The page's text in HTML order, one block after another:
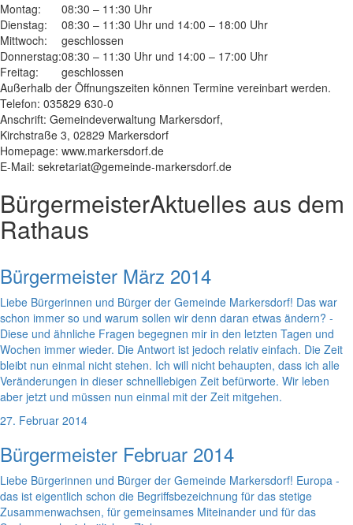
Montag:
08:30 – 11:30 Uhr
Dienstag:
08:30 – 11:30 Uhr und 14:00 – 18:00 Uhr
Mittwoch:
geschlossen
Donnerstag:08:30 – 11:30 Uhr und 14:00 – 17:00 Uhr
Freitag:
geschlossen
Außerhalb der Öffnungszeiten können Termine vereinbart werden.
Telefon: 035829 630-0
Anschrift: Gemeindeverwaltung Markersdorf,
Kirchstraße 3, 02829 Markersdorf
Homepage: www.markersdorf.de
E-Mail: sekretariat@gemeinde-markersdorf.de
BürgermeisterAktuelles aus dem
Rathaus
Bürgermeister März 2014
Liebe Bürgerinnen und Bürger der Gemeinde Markersdorf! Das war
schon immer so und warum sollen wir denn daran etwas ändern? -
Diese und ähnliche Fragen begegnen mir in den letzten Tagen und
Wochen immer wieder. Die Antwort ist jedoch relativ einfach. Die Zeit
bleibt nun einmal nicht stehen. Ich will nicht behaupten, dass ich alle
Veränderungen in dieser schnelllebigen Zeit befürworte. Wir leben
aber jetzt und müssen nun einmal mit der Zeit mitgehen.
27. Februar 2014
Bürgermeister Februar 2014
Liebe Bürgerinnen und Bürger der Gemeinde Markersdorf! Europa -
das ist eigentlich schon die Begriffsbezeichnung für das stetige
Zusammenwachsen, für gemeinsames Miteinander und für das